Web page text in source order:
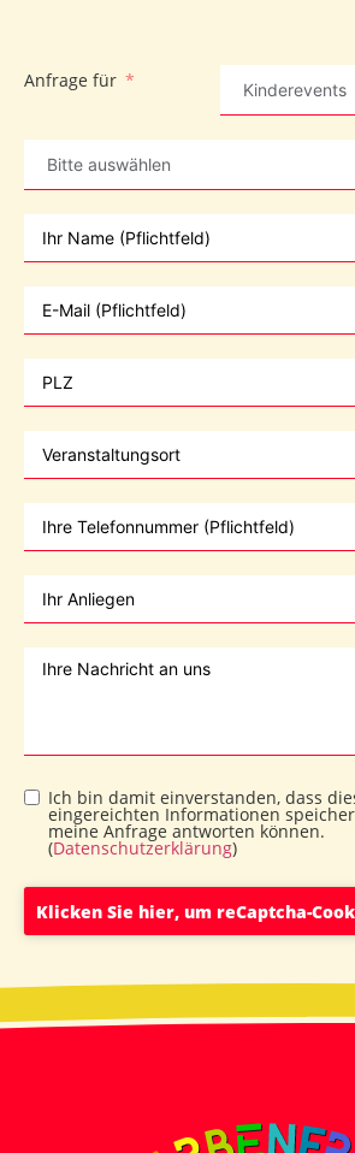
Anfrage für
Ich bin damit einverstanden, dass
eingereichten Informationen
meine Anfrage antworten können.
(Datenschutzerklärung)
Klicken Sie hier, um reCaptcha-